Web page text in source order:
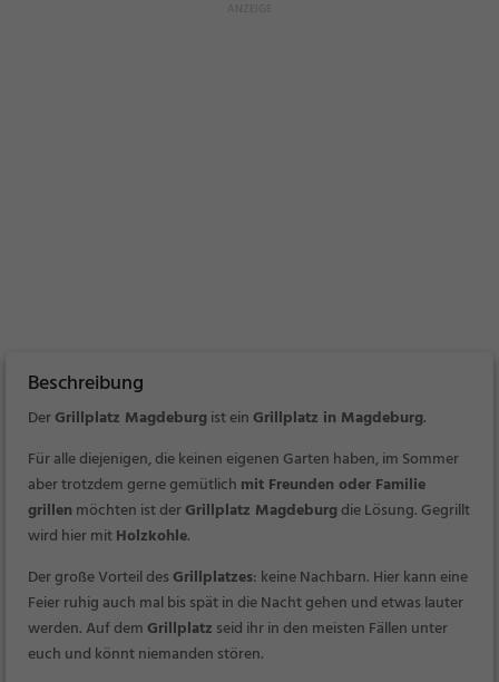
Beschreibung
DerGrillplatz Magdeburgist einGrillplatz in Magdeburg.
Für alle diejenigen, die keinen eigenen Garten haben, im Sommer
aber trotzdem gerne gemütlich mit Freunden oder Familie
grillen möchten ist derGrillplatz Magdeburgdie Lösung. Gegrillt
wird hier mitHolzkohle.
Der große Vorteil desGrillplatzes: keine Nachbarn. Hier kann eine
Feier ruhig auch mal bis spät in die Nacht gehen und etwas lauter
werden. Auf demGrillplatz seid ihr in den meisten Fällen unter
euch und könnt niemanden stören.